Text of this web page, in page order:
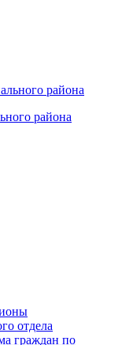
района
отдела
граждан по